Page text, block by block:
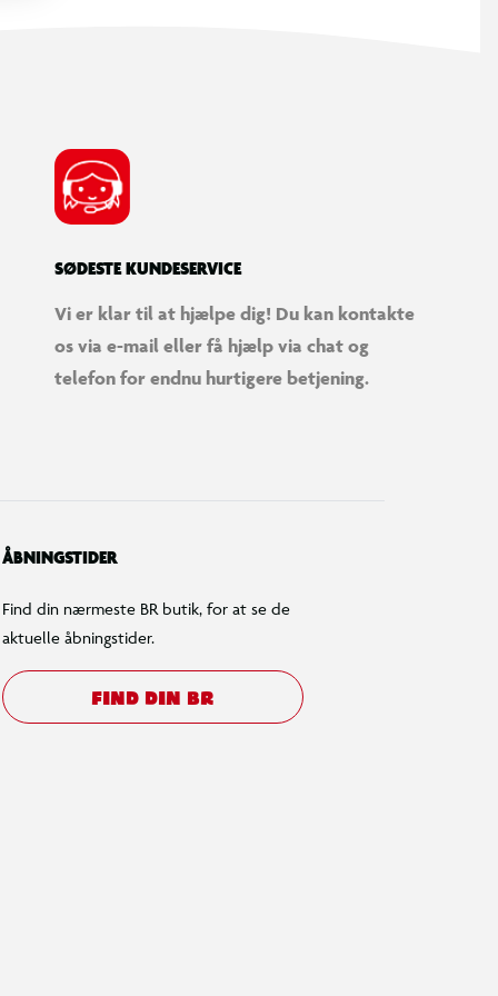
SØDESTE KUNDESERVICE
Vi er klar til at hjælpe dig! Du kan kontakte
os via e-mail eller få hjælp via chat og
telefon for endnu hurtigere betjening.
ÅBNINGSTIDER
Find din nærmeste BR butik, for at se de
aktuelle åbningstider.
FIND DIN BR